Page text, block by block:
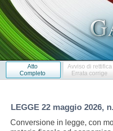
Atto
Completo
Avviso di rettifica
Errata corrige
LEGGE 22 maggio 2026,
Conversione in legge, con